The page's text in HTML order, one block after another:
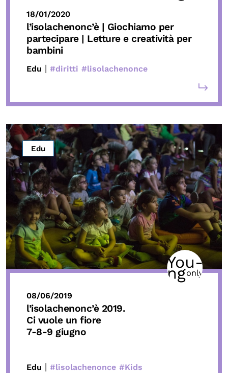
18/01/2020
l’isolachenonc’è | Giochiamo per
partecipare | Letture e creatività per
bambini
Edu | #diritti #lisolachenonce
Edu
08/06/2019
l’isolachenonc’è 2019.
Ci vuole un fiore
7-8-9 giugno
Edu | #lisolachenonce #Kids